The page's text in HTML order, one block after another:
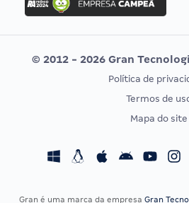
Concurso MPU
Editais publicados
CONCURSOS POR PROFISSÃO
Concursos Fiscais
© 2012 - 2026 Gran
Política de
Termos de
Mapa do site
Gran é uma marca da empresa Gran